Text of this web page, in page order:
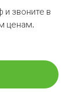
и звоните в
ценам.